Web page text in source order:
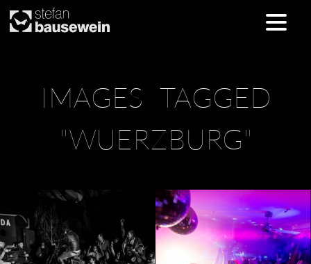
IMAGES TAGGED
"WUERZBURG"